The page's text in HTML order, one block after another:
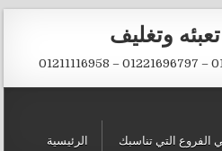
وتغليف
الفروع التي تناسبك الرئيسية